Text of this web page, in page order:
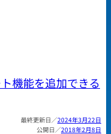
機能を追加できる
2024年3月22日
2018年2月8日